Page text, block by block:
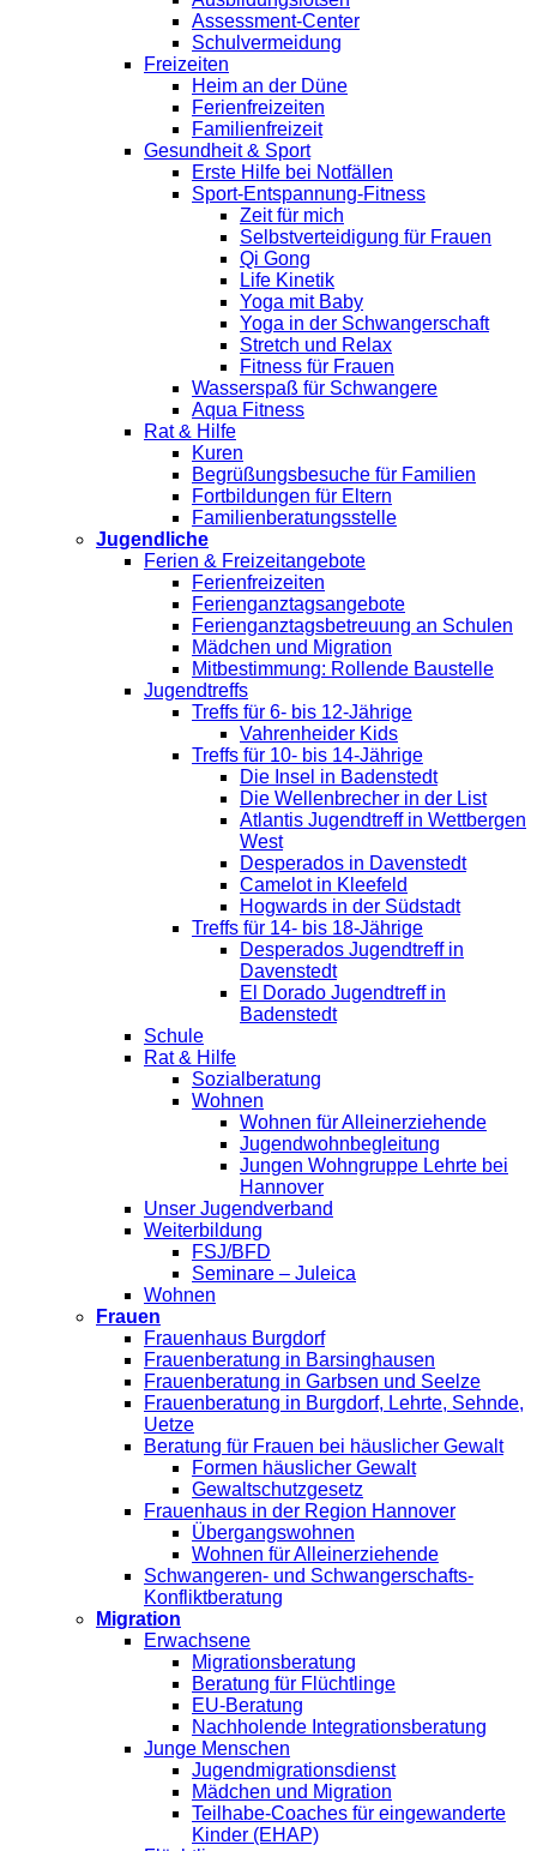
Assessment-Center
Schulvermeidung
Freizeiten
Heim an der Düne
Ferienfreizeiten
Familienfreizeit
Gesundheit & Sport
Erste Hilfe bei Notfällen
Sport-Entspannung-Fitness
Zeit für mich
Selbstverteidigung für Frauen
Qi Gong
Life Kinetik
Yoga mit Baby
Yoga in der Schwangerschaft
Stretch und Relax
Fitness für Frauen
Wasserspaß für Schwangere
Aqua Fitness
Rat & Hilfe
Kuren
Begrüßungsbesuche für Familien
Fortbildungen für Eltern
Familienberatungsstelle
Jugendliche
Ferien & Freizeitangebote
Ferienfreizeiten
Ferienganztagsangebote
Ferienganztagsbetreuung an Schulen
Mädchen und Migration
Mitbestimmung: Rollende Baustelle
Jugendtreffs
Treffs für 6- bis 12-Jährige
Vahrenheider Kids
Treffs für 10- bis 14-Jährige
Die Insel in Badenstedt
Die Wellenbrecher in der List
Atlantis Jugendtreff in Wettbergen
West
Desperados in Davenstedt
Camelot in Kleefeld
Hogwards in der Südstadt
Treffs für 14- bis 18-Jährige
Desperados Jugendtreff in
Davenstedt
El Dorado Jugendtreff in
Badenstedt
Schule
Rat & Hilfe
Sozialberatung
Wohnen
Wohnen für Alleinerziehende
Jugendwohnbegleitung
Jungen Wohngruppe Lehrte bei
Hannover
Unser Jugendverband
Weiterbildung
FSJ/BFD
Seminare – Juleica
Wohnen
Frauen
Frauenhaus Burgdorf
Frauenberatung in Barsinghausen
Frauenberatung in Garbsen und Seelze
Frauenberatung in Burgdorf, Lehrte, Sehnde,
Uetze
Beratung für Frauen bei häuslicher Gewalt
Formen häuslicher Gewalt
Gewaltschutzgesetz
Frauenhaus in der Region Hannover
Übergangswohnen
Wohnen für Alleinerziehende
Schwangeren- und Schwangerschafts-
Konfliktberatung
Migration
Erwachsene
Migrationsberatung
Beratung für Flüchtlinge
EU-Beratung
Nachholende Integrationsberatung
Junge Menschen
Jugendmigrationsdienst
Mädchen und Migration
Teilhabe-Coaches für eingewanderte
Kinder (EHAP)